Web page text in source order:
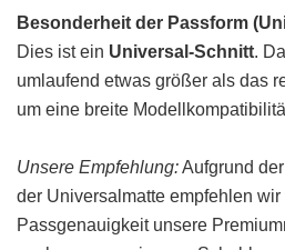
Besonderheit der Passform
Dies ist ein Universal-Schnitt.
umlaufend etwas größer als das
um eine breite
Unsere Empfehlung:Aufgrund
der Universalmatte empfehlen
Passgenauigkeit unsere